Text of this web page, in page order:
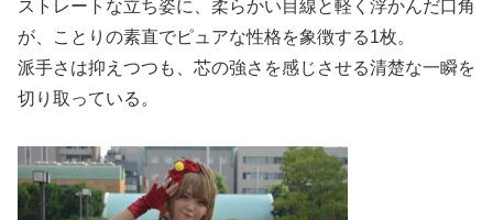
ストレートな立ち姿に、柔らかい目線と軽く浮かんだ口角
が、ことりの素直でピュアな性格を象徴する1枚。
派手さは抑えつつも、芯の強さを感じさせる清楚な一瞬を
切り取っている。